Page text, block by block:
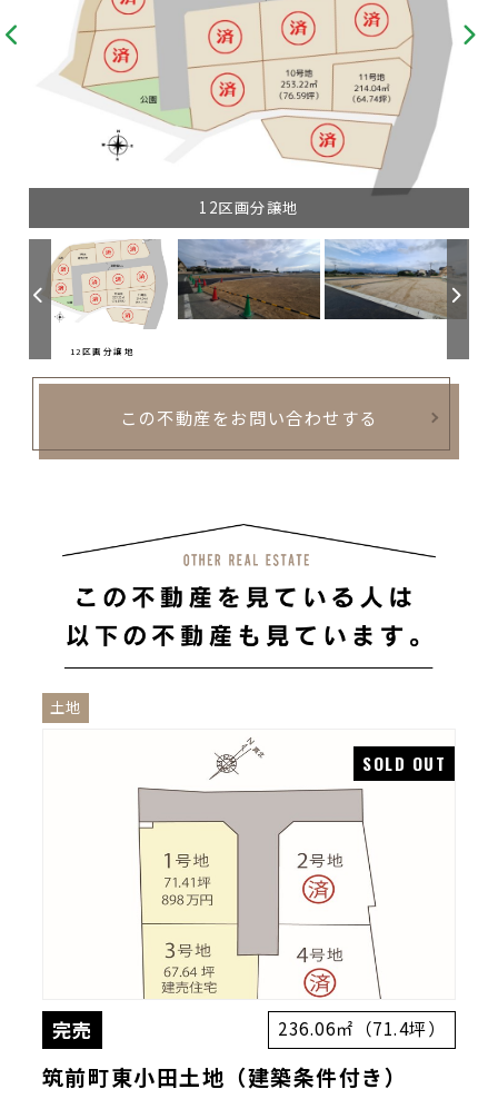
12区画分譲地
12区画分譲地
この不動産をお問い合わせする
土地
完売 236.06㎡（71.4坪）
筑前町東小田土地（建築条件付き）